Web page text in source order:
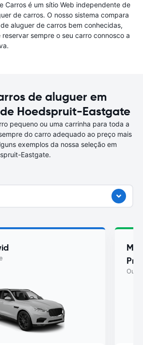
Carros é um sítio Web independente de
de carros. O nosso sistema compara
aluguer de carros bem conhecidas,
sempre o seu carro connosco a
de aluguer em
Hoedspruit-Eastgate
pequeno ou uma carrinha para toda a
do carro adequado ao preço mais
exemplos da nossa seleção em
Eastgate.
Ou